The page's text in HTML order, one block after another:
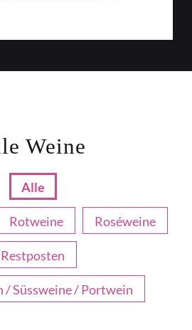
Weine
Alle
Rotweine Roséweine
Restposten
/ Süssweine / Portwein